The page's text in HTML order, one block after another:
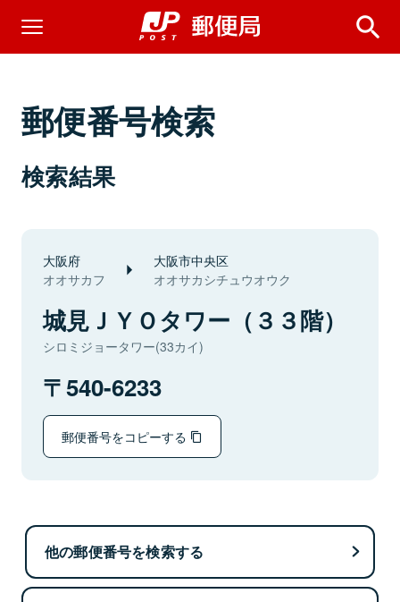
郵便番号検索
検索結果
大阪府
オオサカフ
大阪市中央区
オオサカシチュウオウク
城見ＪＹＯタワー（３３階）
シロミジョータワー(33カイ)
540-6233
郵便番号をコピーする
他の郵便番号を検索する